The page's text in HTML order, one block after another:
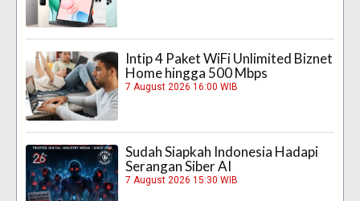
Intip 4 Paket WiFi Unlimited Biznet
Home hingga 500 Mbps
7 August 2026 16:00 WIB
Sudah Siapkah Indonesia Hadapi
Serangan Siber AI
7 August 2026 15:30 WIB